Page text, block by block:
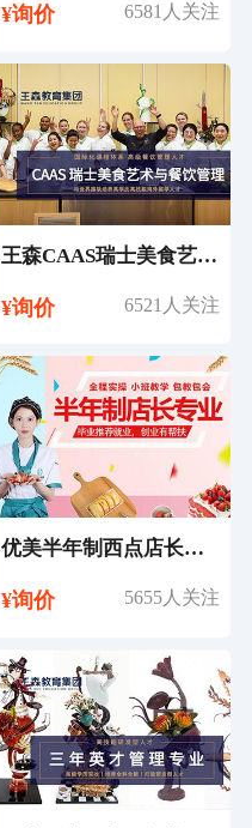
¥询价 6581人关注
王森CAAS瑞士美食艺术与餐饮管理专业留学
¥询价 6521人关注
优美半年制西点店长培训课程
¥询价 5655人关注